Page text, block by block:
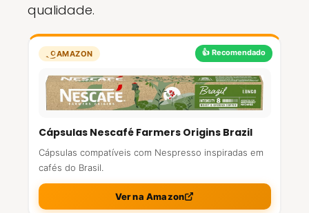
qualidade.
👍 Recomendado
AMAZON
Cápsulas Nescafé Farmers Origins Brazil
Cápsulas compatíveis com Nespresso inspiradas em
cafés do Brasil.
Ver na Amazon